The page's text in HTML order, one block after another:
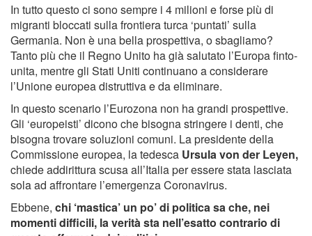
In tutto questo ci sono sempre i 4 milioni e forse più di
migranti bloccati sulla frontiera turca ‘puntati’ sulla
Germania. Non è una bella prospettiva, o sbagliamo?
Tanto più che il Regno Unito ha già salutato l’Europa finto-
unita, mentre gli Stati Uniti continuano a considerare
l’Unione europea distruttiva e da eliminare.
In questo scenario l’Eurozona non ha grandi prospettive.
Gli ‘europeisti’ dicono che bisogna stringere i denti, che
bisogna trovare soluzioni comuni. La presidente della
Commissione europea, la tedesca Ursula von der Leyen,
chiede addirittura scusa all’Italia per essere stata lasciata
sola ad affrontare l’emergenza Coronavirus.
Ebbene, chi ‘mastica’ un po’ di politica sa che, nei
momenti difficili, la verità sta nell’esatto contrario di